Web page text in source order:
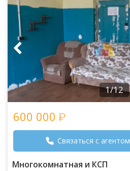
1/12
600 000
Связаться с агентом
Многокомнатная и КСП